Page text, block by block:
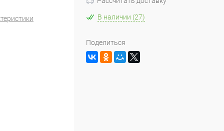
В наличии (27)
Поделиться